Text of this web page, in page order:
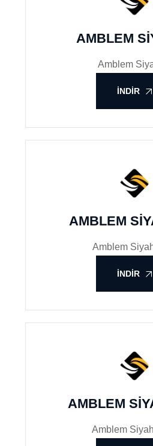
AMBLEM
Amblem
İNDIR
AMBLEM
Amblem
İNDIR
AMBLEM
Amblem